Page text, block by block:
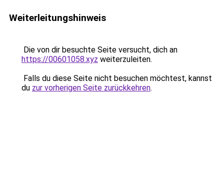
Weiterleitungshinweis
Die von dir besuchte Seite versucht, dich an
https://00601058.xyz weiterzuleiten.
Falls du diese Seite nicht besuchen möchtest, kannst
du zur vorherigen Seite zurückkehren.